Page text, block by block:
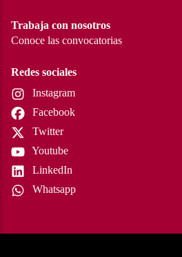
Trabaja con nosotros
Conoce las convocatorias
Redes sociales
Instagram
Facebook
Twitter
Youtube
LinkedIn
Whatsapp